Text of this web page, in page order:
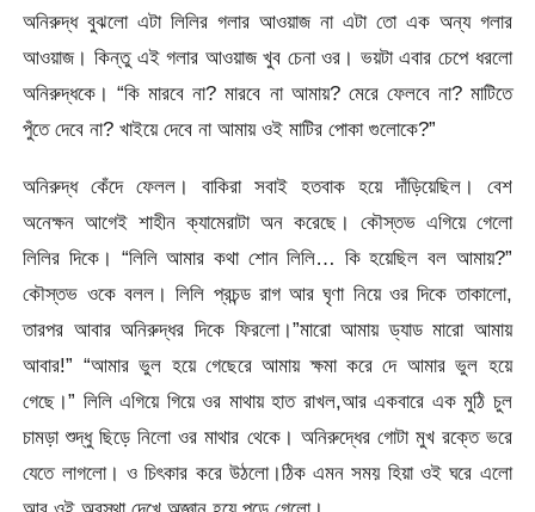
অনিরুদ্ধ বুঝলো এটা লিলির গলার আওয়াজ না এটা তো এক অন্য গলার
আওয়াজ। কিন্তু এই গলার আওয়াজ খুব চেনা ওর। ভয়টা এবার চেপে ধরলো
অনিরুদ্ধকে। “কি মারবে না? মারবে না আমায়? মেরে ফেলবে না? মাটিতে
পুঁতে দেবে না? খাইয়ে দেবে না আমায় ওই মাটির পোকা গুলোকে?”
অনিরুদ্ধ কেঁদে ফেলল। বাকিরা সবাই হতবাক হয়ে দাঁড়িয়েছিল। বেশ
অনেক্ষন আগেই শাহীন ক্যামেরাটা অন করেছে। কৌস্তভ এগিয়ে গেলো
লিলির দিকে। “লিলি আমার কথা শোন লিলি… কি হয়েছিল বল আমায়?”
কৌস্তভ ওকে বলল। লিলি প্রচন্ড রাগ আর ঘৃণা নিয়ে ওর দিকে তাকালো,
তারপর আবার অনিরুদ্ধর দিকে ফিরলো।”মারো আমায় ড্যাড মারো আমায়
আবার!” “আমার ভুল হয়ে গেছেরে আমায় ক্ষমা করে দে আমার ভুল হয়ে
গেছে।” লিলি এগিয়ে গিয়ে ওর মাথায় হাত রাখল,আর একবারে এক মুঠি চুল
চামড়া শুদ্ধু ছিড়ে নিলো ওর মাথার থেকে। অনিরুদ্ধের গোটা মুখ রক্তে ভরে
যেতে লাগলো। ও চিৎকার করে উঠলো।ঠিক এমন সময় হিয়া ওই ঘরে এলো